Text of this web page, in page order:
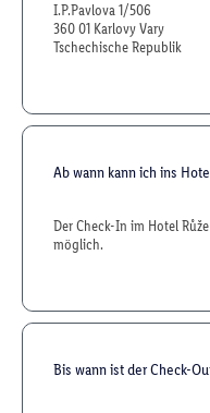
I.P.Pavlova 1/506
360 01 Karlovy Vary
Tschechische Republik
Ab wann kann ich ins
Der Check-In im Hotel
möglich.
Bis wann ist der Check-